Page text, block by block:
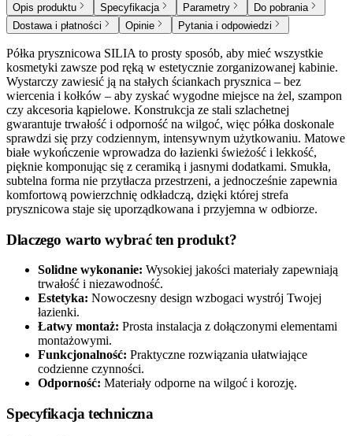
Opis produktu Specyfikacja Parametry
Do pobrania
Dostawa i płatności
Opinie Pytania i odpowiedzi
Półka prysznicowa SILIA to prosty sposób, aby mieć wszystkie
kosmetyki zawsze pod ręką w estetycznie zorganizowanej kabinie.
Wystarczy zawiesić ją na stałych ściankach prysznica – bez
wiercenia i kołków – aby zyskać wygodne miejsce na żel, szampon
czy akcesoria kąpielowe. Konstrukcja ze stali szlachetnej
gwarantuje trwałość i odporność na wilgoć, więc półka doskonale
sprawdzi się przy codziennym, intensywnym użytkowaniu. Matowe
białe wykończenie wprowadza do łazienki świeżość i lekkość,
pięknie komponując się z ceramiką i jasnymi dodatkami. Smukła,
subtelna forma nie przytłacza przestrzeni, a jednocześnie zapewnia
komfortową powierzchnię odkładczą, dzięki której strefa
prysznicowa staje się uporządkowana i przyjemna w odbiorze.
Dlaczego warto wybrać ten produkt?
Solidne wykonanie: Wysokiej jakości materiały zapewniają
trwałość i niezawodność.
Estetyka: Nowoczesny design wzbogaci wystrój Twojej
łazienki.
Łatwy montaż: Prosta instalacja z dołączonymi elementami
montażowymi.
Funkcjonalność: Praktyczne rozwiązania ułatwiające
codzienne czynności.
Odporność: Materiały odporne na wilgoć i korozję.
Specyfikacja techniczna